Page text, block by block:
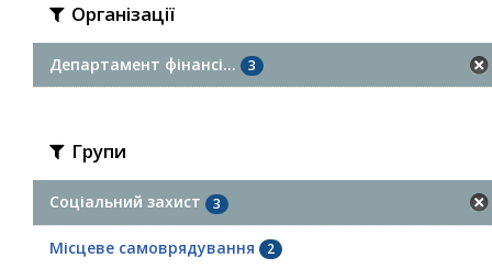
Організації
Департамент фінансі... 3
Групи
Соціальний захист 3
Місцеве самоврядування 2